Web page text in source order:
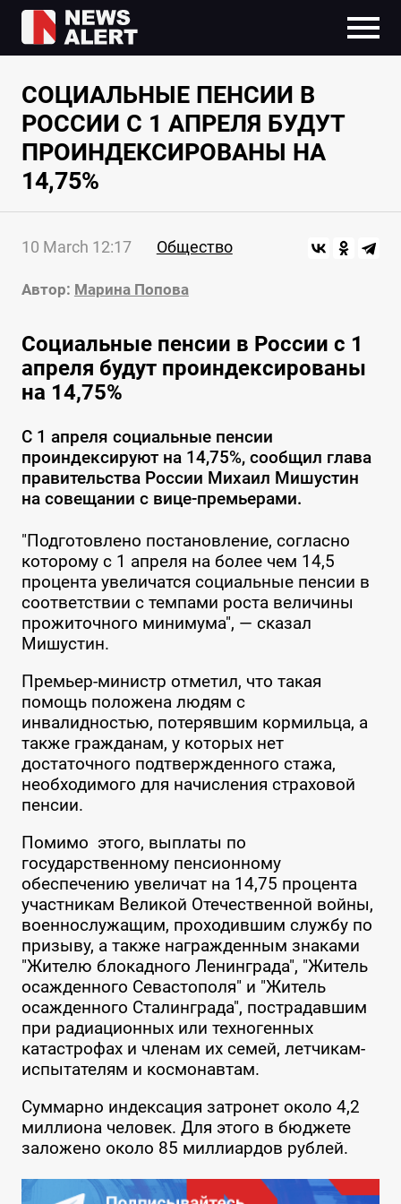
СОЦИАЛЬНЫЕ ПЕНСИИ В
РОССИИ С 1 АПРЕЛЯ БУДУТ
ПРОИНДЕКСИРОВАНЫ НА
14,75%
10 March 12:17 Общество
Автор: Марина Попова
Социальные пенсии в России с 1
апреля будут проиндексированы
на 14,75%
С 1 апреля социальные пенсии
проиндексируют на 14,75%, сообщил глава
правительства России Михаил Мишустин
на совещании с вице-премьерами.
"Подготовлено постановление, согласно
которому с 1 апреля на более чем 14,5
процента увеличатся социальные пенсии в
соответствии с темпами роста величины
прожиточного минимума", — сказал
Мишустин.
Премьер-министр отметил, что такая
помощь положена людям с
инвалидностью, потерявшим кормильца, а
также гражданам, у которых нет
достаточного подтвержденного стажа,
необходимого для начисления страховой
пенсии.
Помимо этого, выплаты по
государственному пенсионному
обеспечению увеличат на 14,75 процента
участникам Великой Отечественной войны,
военнослужащим, проходившим службу по
призыву, а также награжденным знаками
"Жителю блокадного Ленинграда", "Житель
осажденного Севастополя" и "Житель
осажденного Сталинграда", пострадавшим
при радиационных или техногенных
катастрофах и членам их семей, летчикам-
испытателям и космонавтам.
Суммарно индексация затронет около 4,2
миллиона человек. Для этого в бюджете
заложено около 85 миллиардов рублей.